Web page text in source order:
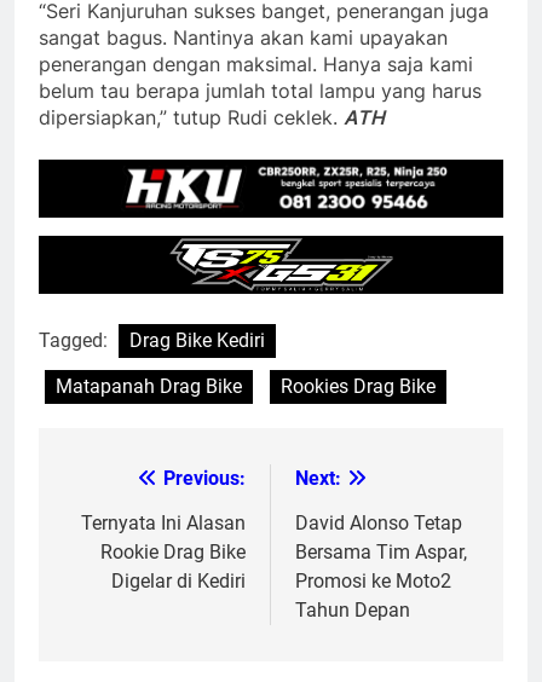
“Seri Kanjuruhan sukses banget, penerangan juga
sangat bagus. Nantinya akan kami upayakan
penerangan dengan maksimal. Hanya saja kami
belum tau berapa jumlah total lampu yang harus
dipersiapkan,” tutup Rudi ceklek. ATH
Tagged:
Drag Bike Kediri
Matapanah Drag Bike
Rookies Drag Bike
navigation
Previous:
Ternyata Ini Alasan
Rookie Drag Bike
Digelar di Kediri
Next:
David Alonso Tetap
Bersama Tim Aspar,
Promosi ke Moto2
Tahun Depan